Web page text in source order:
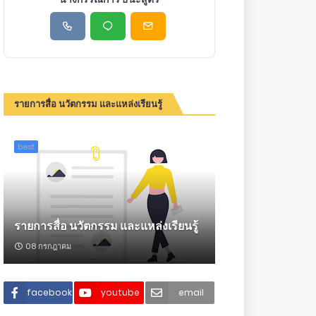
รายการสื่อ นวัตกรรม และแหล่งเรียนรู้
best
รายการสื่อ นวัตกรรม และแหล่งเรียนรู้
08 กรกฎาคม
facebook youtube email